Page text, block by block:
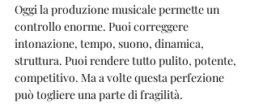
Oggi la produzione musicale permette un
controllo enorme. Puoi correggere
intonazione, tempo, suono, dinamica,
struttura. Puoi rendere tutto pulito, potente,
competitivo. Ma a volte questa perfezione
può togliere una parte di fragilità.